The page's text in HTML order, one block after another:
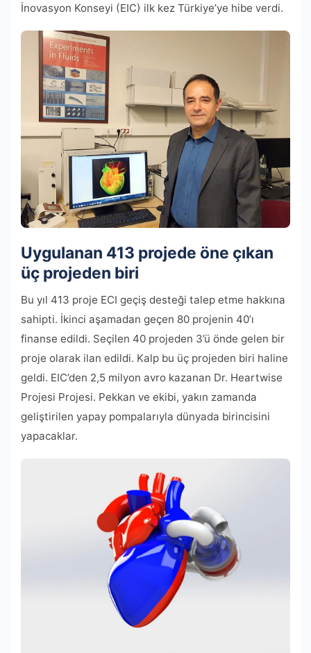
İnovasyon Konseyi (EIC) ilk kez Türkiye’ye hibe verdi.
Uygulanan 413 projede öne çıkan
üç projeden biri
Bu yıl 413 proje ECI geçiş desteği talep etme hakkına
sahipti. İkinci aşamadan geçen 80 projenin 40’ı
finanse edildi. Seçilen 40 projeden 3’ü önde gelen bir
proje olarak ilan edildi. Kalp bu üç projeden biri haline
geldi. EIC’den 2,5 milyon avro kazanan Dr. Heartwise
Projesi Projesi. Pekkan ve ekibi, yakın zamanda
geliştirilen yapay pompalarıyla dünyada birincisini
yapacaklar.